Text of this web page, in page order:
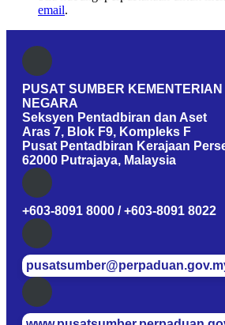
email.
PUSAT SUMBER
NEGARA
Seksyen Pentadbiran dan Aset
Aras 7, Blok F9, Kompleks F
Pusat Pentadbiran Kerajaan
62000 Putrajaya, Malaysia
+603-8091 8000 / +603-8091 8022